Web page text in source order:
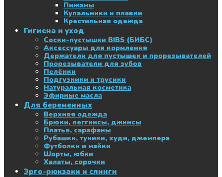
Пижамы
Купальники и плавки
Крестильная одежда
Гигиена и уход
Соски-пустышки BIBS (БИБС)
Аксессуары для кормления
Держатели для пустышек и прорезывателей
Прорезыватели для зубов
Пелёнки
Подгузники и трусики
Натуральная косметика
Эфирные масла
Для беременных
Верхняя одежда
Брюки, леггинсы, джинсы
Платья, сарафаны
Рубашки, туники, худи, джемпера
Футболки и майки
Шорты, юбки
Халаты, сорочки
Эрго-рюкзаки и слинги